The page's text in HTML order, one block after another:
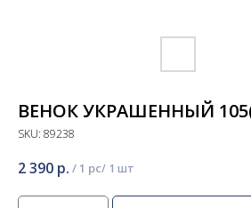
ВЕНОК УКРАШЕННЫЙ
SKU: 89238
2 390 р. / 1 pc